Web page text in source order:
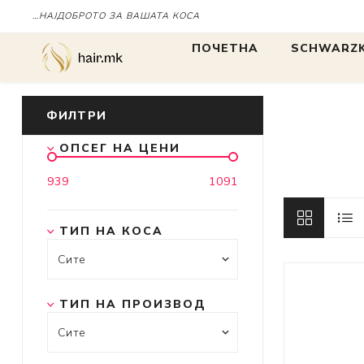
…НАЈДОБРОТО ЗА ВАШАТА КОСА
ПОЧЕТНА
IGORA
Chroma ID
ФИЛТРИ
ОПСЕГ НА ЦЕНИ
939 1091
ТИП НА КОСА
ТИП НА ПРОИЗВОД